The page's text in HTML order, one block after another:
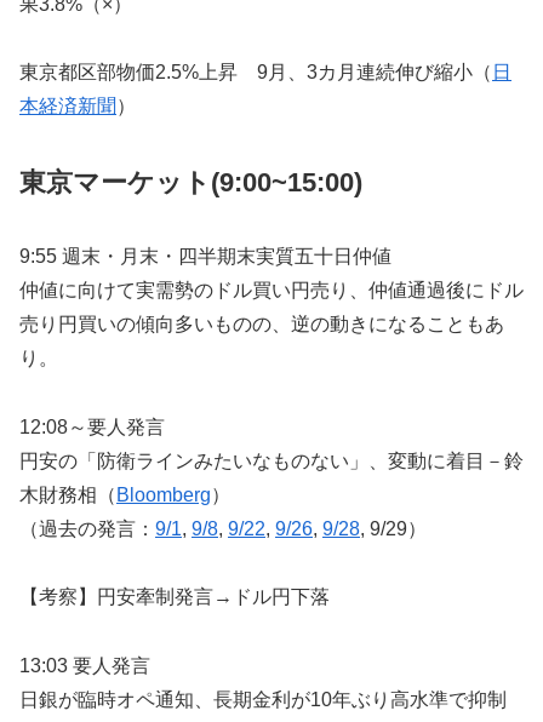
東京都区部物価2.5%上昇 9月、3カ月連続伸び縮小（ 日
本経済新聞 ）
東京マーケット(9:00~15:00)
9:55 週末・月末・四半期末実質五十日仲値
仲値に向けて実需勢のドル買い円売り、仲値通過後にドル
売り円買いの傾向多いものの、逆の動きになることもあ
り。
12:08～要人発言
円安の「防衛ラインみたいなものない」、変動に着目－鈴
木財務相（ Bloomberg）
（過去の発言： 9/1, 9/8, 9/22, 9/26, 9/28, 9/29）
【考察】円安牽制発言→ドル円下落
13:03 要人発言
日銀が臨時オペ通知、長期金利が10年ぶり高水準で抑制